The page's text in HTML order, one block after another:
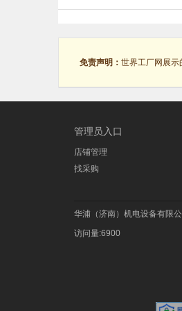
免责声明： 世界工厂网展示
管理员入口
店铺管理
找采购
华浦（济南）机电设备有限
访问量:6900